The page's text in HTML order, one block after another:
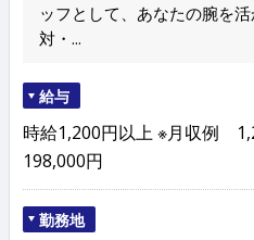
ッフとして、あなたの腕を
対・...
給与
時給1,200円以上 ※月収例
198,000円
勤務地